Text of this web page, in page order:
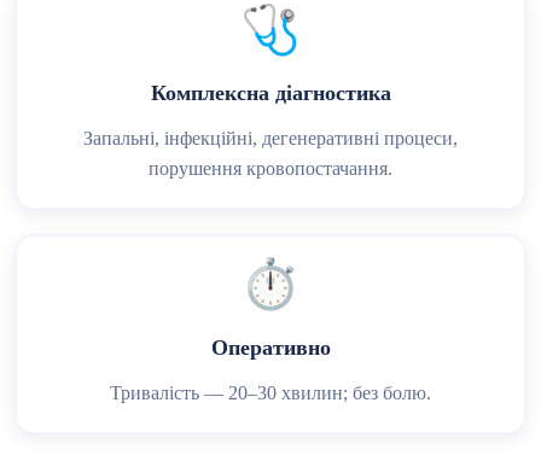
🩺
Комплексна діагностика
Запальні, інфекційні, дегенеративні процеси,
порушення кровопостачання.
⏱️
Оперативно
Тривалість — 20–30 хвилин; без болю.